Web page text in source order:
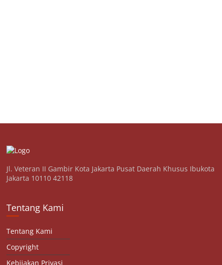
Jl. Veteran II Gambir Kota Jakarta Pusat Daerah Khusus Ibukota
Jakarta 10110 42118
Tentang Kami
Tentang Kami
Copyright
Kebijakan Privasi